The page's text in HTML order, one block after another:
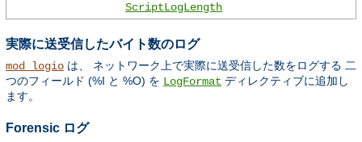
ScriptLogLength
実際に送受信したバイト数のログ
mod_logio は、 ネットワーク上で実際に送受信した数をログする 二
つのフィールド (%I と %O) を LogFormat ディレクティブに追加し
ます。
Forensic ログ